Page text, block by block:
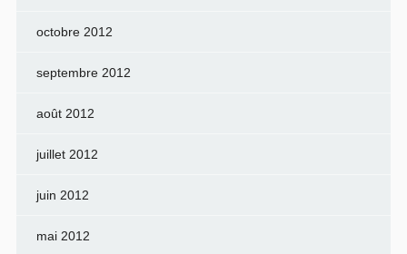
octobre 2012
septembre 2012
août 2012
juillet 2012
juin 2012
mai 2012